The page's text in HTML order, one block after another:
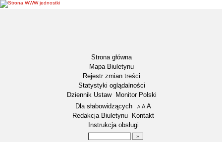
Strona główna
Mapa Biuletynu
Rejestr zmian treści
Statystyki oglądalności
Dziennik Ustaw
Monitor Polski
Menu dodatkowe
Dla słabowidzących A pomniejsz czcionkę
A standardowy rozmiar czcionki
A
Redakcja Biuletynu
Kontakt
Instrukcja obsługi